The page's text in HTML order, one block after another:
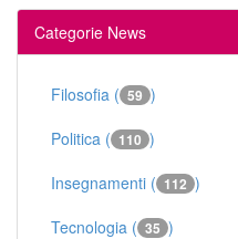
Categorie News
Filosofia ( 59 )
Politica ( 110 )
Insegnamenti ( 112 )
Tecnologia ( 35 )